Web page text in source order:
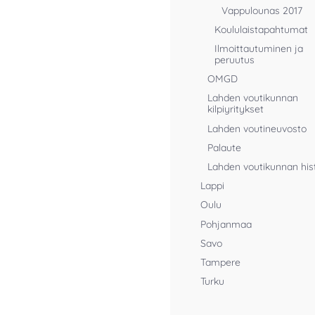
Vappulounas 2017
Koululaistapahtumat
Ilmoittautuminen ja
peruutus
OMGD
Lahden voutikunnan
kilpiyritykset
Lahden voutineuvosto
Palaute
Lahden voutikunnan
Lappi
Oulu
Pohjanmaa
Savo
Tampere
Turku